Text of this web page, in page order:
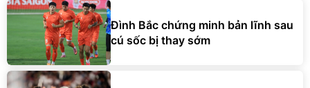
Đình Bắc chứng minh bản lĩnh sau
cú sốc bị thay sớm